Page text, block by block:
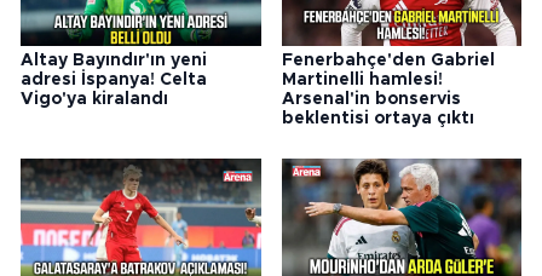
Altay Bayındır'ın yeni
adresi İspanya! Celta
Vigo'ya kiralandı
Fenerbahçe'den Gabriel
Martinelli hamlesi!
Arsenal'in bonservis
beklentisi ortaya çıktı